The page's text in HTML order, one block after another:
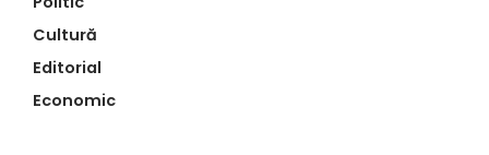
Cultură
Editorial
Economic